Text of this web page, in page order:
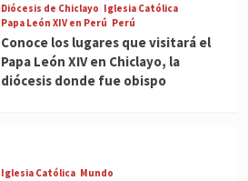
Diócesis de Chiclayo Iglesia Católica
Papa León XIV en Perú Perú
Conoce los lugares que visitará el
Papa León XIV en Chiclayo, la
diócesis donde fue obispo
Iglesia Católica Mundo